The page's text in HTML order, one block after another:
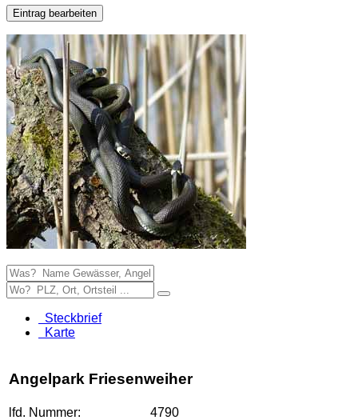
Eintrag bearbeiten
Steckbrief
Karte
Angelpark Friesenweiher
lfd. Nummer:
4790